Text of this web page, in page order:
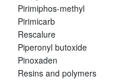
Pirimiphos-methyl
Pirimicarb
Rescalure
Piperonyl butoxide
Pinoxaden
Resins and polymers